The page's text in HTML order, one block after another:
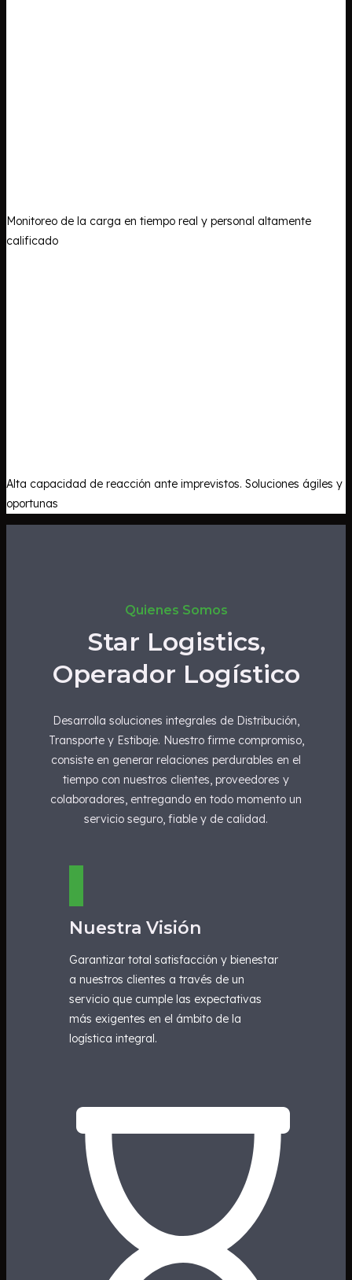
Monitoreo de la carga en tiempo real y personal altamente
calificado
Alta capacidad de reacción ante imprevistos. Soluciones ágiles y
oportunas
Quienes Somos
Star Logistics,
Operador Logístico
Desarrolla soluciones integrales de Distribución,
Transporte y Estibaje. Nuestro firme compromiso,
consiste en generar relaciones perdurables en el
tiempo con nuestros clientes, proveedores y
colaboradores, entregando en todo momento un
servicio seguro, fiable y de calidad.
Nuestra Visión
Garantizar total satisfacción y bienestar
a nuestros clientes a través de un
servicio que cumple las expectativas
más exigentes en el ámbito de la
logística integral.